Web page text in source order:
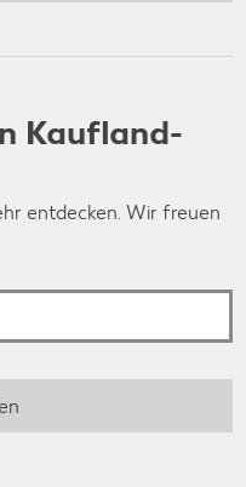
Kaufland-
entdecken. Wir freuen